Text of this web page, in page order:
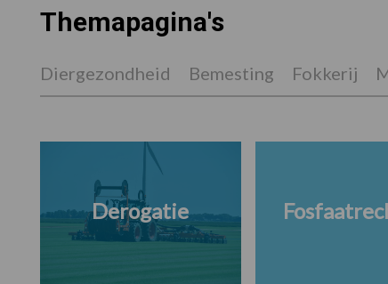
Themapagina's
Diergezondheid Bemesting Fokkerij
Derogatie